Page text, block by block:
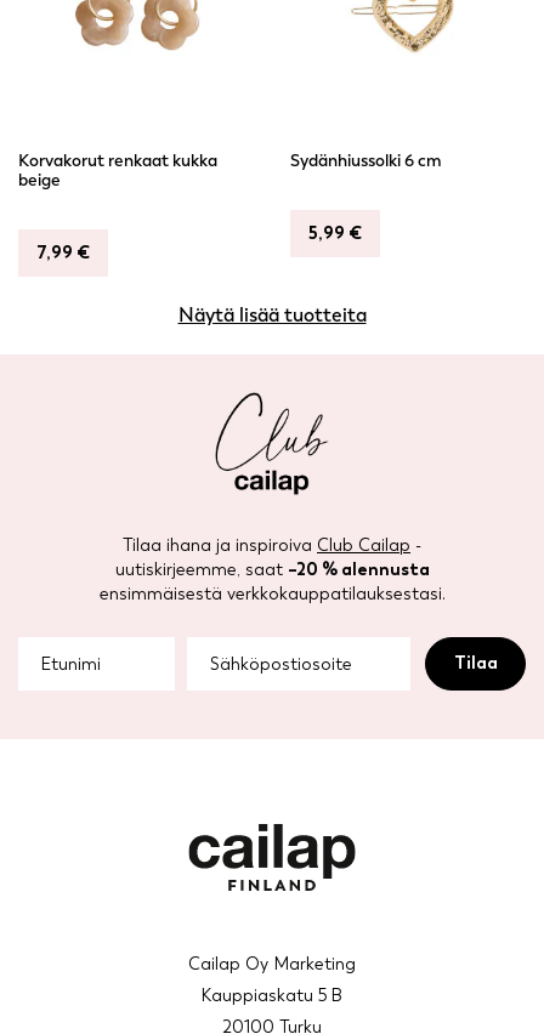
Korvakorut renkaat kukka
beige
7,99 €
Sydänhiussolki 6 cm
5,99 €
Näytä lisää tuotteita
Tilaa ihana ja inspiroiva Club Cailap -
uutiskirjeemme, saat –20 % alennusta
ensimmäisestä verkkokauppatilauksestasi.
Cailap Oy Marketing
Kauppiaskatu 5 B
20100 Turku